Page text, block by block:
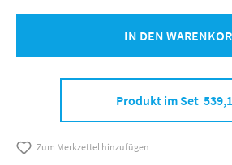
IN DEN
Produkt im Set
Zum Merkzettel hinzufügen